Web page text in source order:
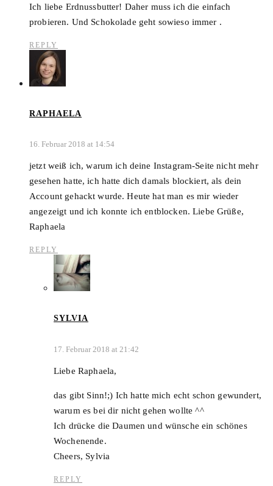
Ich liebe Erdnussbutter! Daher muss ich die einfach
probieren. Und Schokolade geht sowieso immer .
REPLY
RAPHAELA
16. Februar 2018 at 14:54
jetzt weiß ich, warum ich deine Instagram-Seite nicht mehr
gesehen hatte, ich hatte dich damals blockiert, als dein
Account gehackt wurde. Heute hat man es mir wieder
angezeigt und ich konnte ich entblocken. Liebe Grüße,
Raphaela
REPLY
SYLVIA
17. Februar 2018 at 21:42
Liebe Raphaela,
das gibt Sinn!;) Ich hatte mich echt schon gewundert,
warum es bei dir nicht gehen wollte ^^
Ich drücke die Daumen und wünsche ein schönes
Wochenende.
Cheers, Sylvia
REPLY